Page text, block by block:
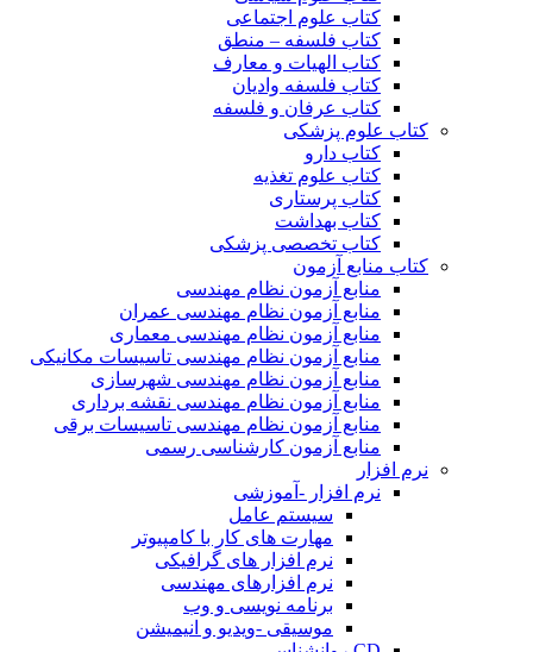
کتاب علوم اجتماعی
کتاب فلسفه – منطق
کتاب الهیات و معارف
کتاب فلسفه وادیان
کتاب عرفان و فلسفه
کتاب علوم پزشکی
کتاب دارو
کتاب علوم تغذیه
کتاب پرستاری
کتاب بهداشت
کتاب تخصصی پزشکی
کتاب منابع آزمون
منابع آزمون نظام مهندسی
منابع آزمون نظام مهندسی عمران
منابع آزمون نظام مهندسی معماری
منابع آزمون نظام مهندسی تاسیسات مکانیکی
منابع آزمون نظام مهندسی شهرسازی
منابع آزمون نظام مهندسی نقشه برداری
منابع آزمون نظام مهندسی تاسیسات برقی
منابع آزمون کارشناسی رسمی
نرم افزار
نرم افزار -آموزشی
سیستم عامل
مهارت های کار با کامپیوتر
نرم افزار های گرافیکی
نرم افزارهای مهندسی
برنامه نویسی و وب
موسیقی -ویدیو و انیمیشن